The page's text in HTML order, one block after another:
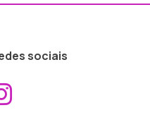
sociais
ao